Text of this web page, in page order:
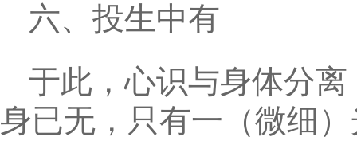
六、投生中有
于此，心识与身体分
身已无，只有一（微细